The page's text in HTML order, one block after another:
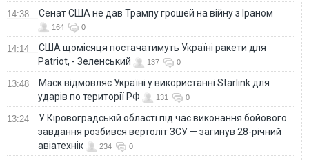
14:38 Сенат США не дав Трампу грошей на війну з Іраном
164 0
14:14
США щомісяця постачатимуть Україні ракети для
Patriot, - Зеленський
137 0
13:48
Маск відмовляє Україні у використанні Starlink для
ударів по території РФ
131 0
13:24
У Кіровоградській області під час виконання бойового
завдання розбився вертоліт ЗСУ — загинув 28-річний
авіатехнік
234 0